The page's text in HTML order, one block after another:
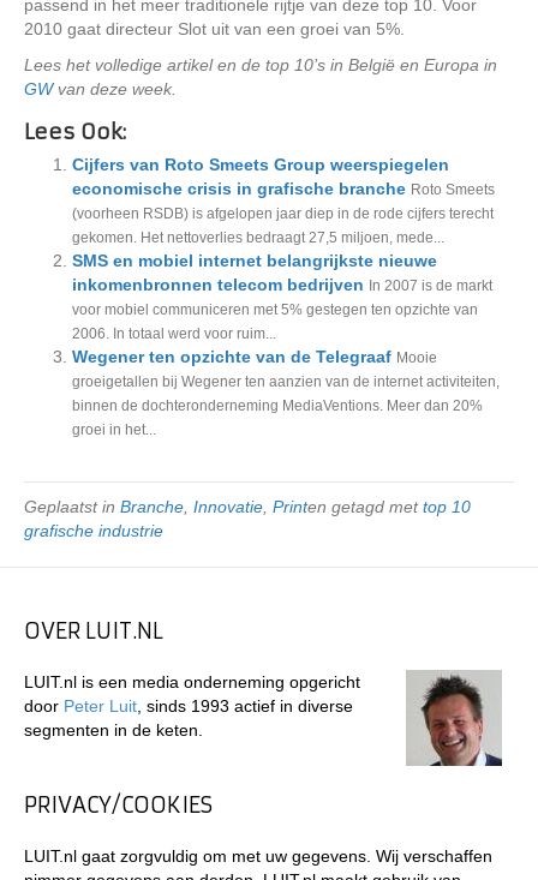
passend in het meer traditionele rijtje van deze top 10. Voor
2010 gaat directeur Slot uit van een groei van 5%.
Lees het volledige artikel en de top 10’s in België en Europa in
GWvan deze week.
Lees Ook:
Cijfers van Roto Smeets Group weerspiegelen
economische crisis in grafische branche Roto Smeets
(voorheen RSDB) is afgelopen jaar diep in de rode cijfers terecht
gekomen. Het nettoverlies bedraagt 27,5 miljoen, mede...
SMS en mobiel internet belangrijkste nieuwe
inkomenbronnen telecom bedrijven In 2007 is de markt
voor mobiel communiceren met 5% gestegen ten opzichte van
2006. In totaal werd voor ruim...
Wegener ten opzichte van de Telegraaf Mooie
groeigetallen bij Wegener ten aanzien van de internet activiteiten,
binnen de dochteronderneming MediaVentions. Meer dan 20%
groei in het...
Geplaatst in Branche Innovatie Printen getagd mettop 10
grafische industrie
OVER LUIT.NL
LUIT.nl is een media onderneming opgericht
door Peter Luit , sinds 1993 actief in diverse
segmenten in de keten.
PRIVACY/COOKIES
LUIT.nl gaat zorgvuldig om met uw gegevens. Wij verschaffen